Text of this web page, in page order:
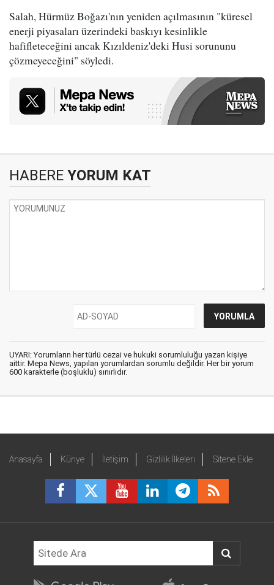
Salah, Hürmüz Boğazı'nın yeniden açılmasının "küresel
enerji piyasaları üzerindeki baskıyı kesinlikle
hafifleteceğini ancak Kızıldeniz'deki Husi sorununu
çözmeyeceğini" söyledi.
HABERE YORUM KAT
UYARI: Yorumların her türlü cezai ve hukuki sorumluluğu yazan kişiye
aittir. Mepa News, yapılan yorumlardan sorumlu değildir. Her bir yorum
600 karakterle (boşluklu) sınırlıdır.
Anasayfa Künye İletişim Gizlilik İlkeleri Sitene Ekle